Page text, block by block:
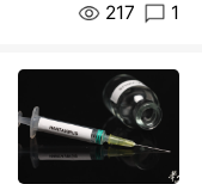
217 1